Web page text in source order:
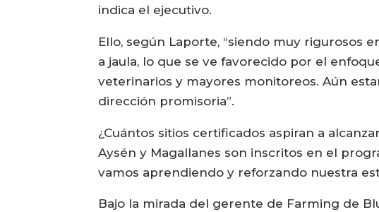
indica el ejecutivo.
Ello, según Laporte, “siendo muy rigurosos
a jaula, lo que se ve favorecido por el
veterinarios y mayores monitoreos. Aún
dirección promisoria”.
¿Cuántos sitios certificados aspiran a
Aysén y Magallanes son inscritos en el
vamos aprendiendo y reforzando nuestra
Bajo la mirada del gerente de Farming de